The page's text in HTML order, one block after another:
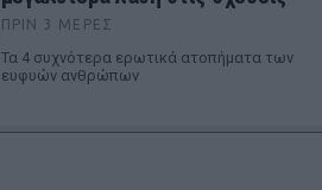
ΠΡΙΝ 3 ΜΈΡΕΣ
Τα 4 συχνότερα ερωτικά ατοπήματα των
ευφυών ανθρώπων